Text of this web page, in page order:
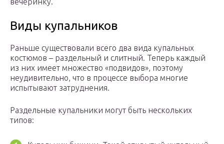
Виды купальников
Раньше существовали всего два вида купальных
костюмов – раздельный и слитный. Теперь каждый
из них имеет множество «подвидов», поэтому
неудивительно, что в процессе выбора многие
испытывают затруднения.
Раздельные купальники могут быть нескольких
типов: